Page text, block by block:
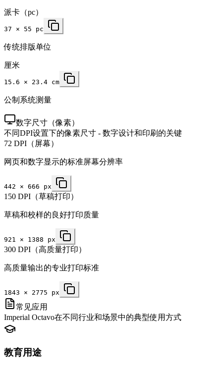
派卡（pc）
37 × 55 pc
传统排版单位
厘米
15.6 × 23.4 cm
公制系统测量
数字尺寸（像素）
不同DPI设置下的像素尺寸 - 数字设计和印刷的关键
72 DPI（屏幕）
网页和数字显示的标准屏幕分辨率
442 × 666 px
150 DPI（草稿打印）
草稿和校样的良好打印质量
921 × 1388 px
300 DPI（高质量打印）
高质量输出的专业打印标准
1843 × 2775 px
常见应用
Imperial Octavo在不同行业和场景中的典型使用方式
教育用途